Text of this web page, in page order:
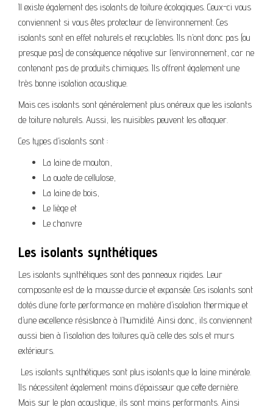
Il existe également des isolants de toiture écologiques. Ceux-ci vous
conviennent si vous êtes protecteur de l’environnement. Ces
isolants sont en effet naturels et recyclables. Ils n’ont donc pas (ou
presque pas) de conséquence négative sur l’environnement, car ne
contenant pas de produits chimiques. Ils offrent également une
très bonne isolation acoustique.
Mais ces isolants sont généralement plus onéreux que les isolants
de toiture naturels. Aussi, les nuisibles peuvent les attaquer.
Ces types d’isolants sont :
La laine de mouton,
La ouate de cellulose,
La laine de bois,
Le liège et
Le chanvre
Les isolants synthétiques
Les isolants synthétiques sont des panneaux rigides. Leur
composante est de la mousse durcie et expansée. Ces isolants sont
dotés d’une forte performance en matière d’isolation thermique et
d’une excellence résistance à l’humidité. Ainsi donc, ils conviennent
aussi bien à l’isolation des toitures qu’à celle des sols et murs
extérieurs.
Les isolants synthétiques sont plus isolants que la laine minérale.
Ils nécessitent également moins d’épaisseur que cette dernière.
Mais sur le plan acoustique, ils sont moins performants. Ainsi